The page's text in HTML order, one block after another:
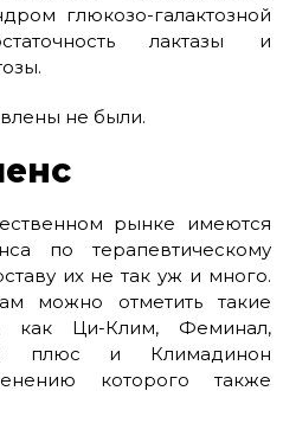
глюкозо-галактозной
лактазы и
не были.
рынке имеются
по терапевтическому
их не так уж и много.
можно отметить такие
как Ци-Клим, Феминал,
плюс и Климадинон
которого также